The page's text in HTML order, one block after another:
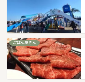
ごはん屋さん